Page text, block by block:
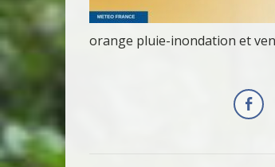
orange pluie-inondation et